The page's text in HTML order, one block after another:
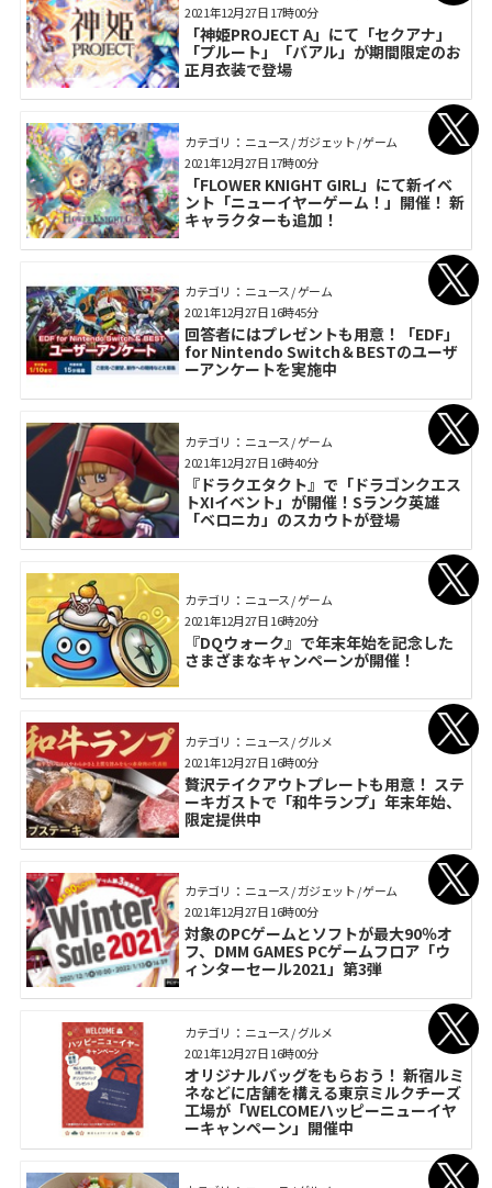
「神姫PROJECT A」にて「セクアナ」
「プルート」「バアル」が期間限定のお
正月衣装で登場
2021年12月27日 17時00分
カテゴリ： ニュース / ガジェット / ゲーム
「FLOWER KNIGHT GIRL」にて新イベ
ント「ニューイヤーゲーム！」開催！ 新
キャラクターも追加！
2021年12月27日 17時00分
カテゴリ： ニュース / ゲーム
回答者にはプレゼントも用意！「EDF」
for Nintendo Switch＆BESTのユーザ
ーアンケートを実施中
2021年12月27日 16時45分
カテゴリ： ニュース / ゲーム
『ドラクエタクト』で「ドラゴンクエス
トXIイベント」が開催！Sランク英雄
「ベロニカ」のスカウトが登場
2021年12月27日 16時40分
カテゴリ： ニュース / ゲーム
『DQウォーク』で年末年始を記念した
さまざまなキャンペーンが開催！
2021年12月27日 16時20分
カテゴリ： ニュース / グルメ
贅沢テイクアウトプレートも用意！ ステ
ーキガストで「和牛ランプ」年末年始、
限定提供中
2021年12月27日 16時00分
カテゴリ： ニュース / ガジェット / ゲーム
対象のPCゲームとソフトが最大90％オ
フ、DMM GAMES PCゲームフロア「ウ
ィンターセール2021」第3弾
2021年12月27日 16時00分
カテゴリ： ニュース / グルメ
オリジナルバッグをもらおう！ 新宿ルミ
ネなどに店舗を構える東京ミルクチーズ
工場が「WELCOMEハッピーニューイヤ
ーキャンペーン」開催中
2021年12月27日 16時00分